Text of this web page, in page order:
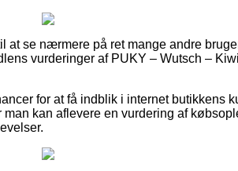
se nærmere på ret mange andre
vurderinger af PUKY – Wutsch –
for at få indblik i internet butikkens
kan aflevere en vurdering af